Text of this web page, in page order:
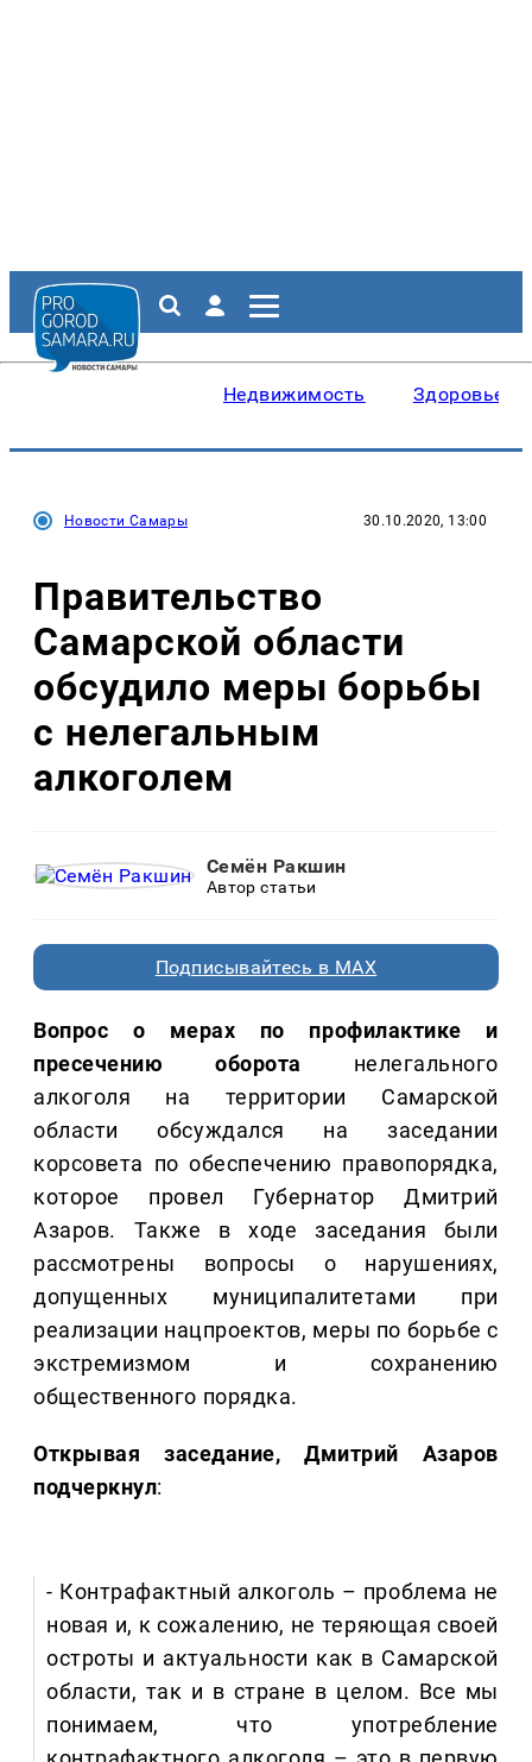
Недвижимость Здоровье
Новости Самары 30.10.2020, 13:00
Правительство
Самарской области
обсудило меры борьбы
с нелегальным
алкоголем
Семён Ракшин
Автор статьи
Подписывайтесь в MAX
Вопрос о мерах по профилактике и
пресечению оборота нелегального
алкоголя на территории Самарской
области обсуждался на заседании
корсовета по обеспечению правопорядка,
которое провел Губернатор Дмитрий
Азаров. Также в ходе заседания были
рассмотрены вопросы о нарушениях,
допущенных муниципалитетами при
реализации нацпроектов, меры по борьбе с
экстремизмом и сохранению
общественного порядка.
Открывая заседание, Дмитрий Азаров
подчеркнул:
- Контрафактный алкоголь – проблема не
новая и, к сожалению, не теряющая своей
остроты и актуальности как в Самарской
области, так и в стране в целом. Все мы
понимаем, что употребление